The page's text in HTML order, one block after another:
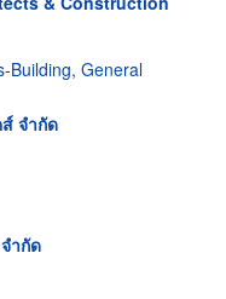
Building, General
จำกัด
ำกัด